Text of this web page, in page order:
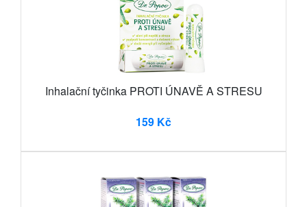
Inhalační tyčinka PROTI ÚNAVĚ A STRESU
159 Kč